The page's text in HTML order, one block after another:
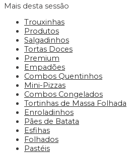
Mais desta sessão
Trouxinhas
Produtos
Salgadinhos
Tortas Doces
Premium
Empadões
Combos Quentinhos
Mini-Pizzas
Combos Congelados
Tortinhas de Massa Folhada
Enroladinhos
Pães de Batata
Esfihas
Folhados
Pastéis